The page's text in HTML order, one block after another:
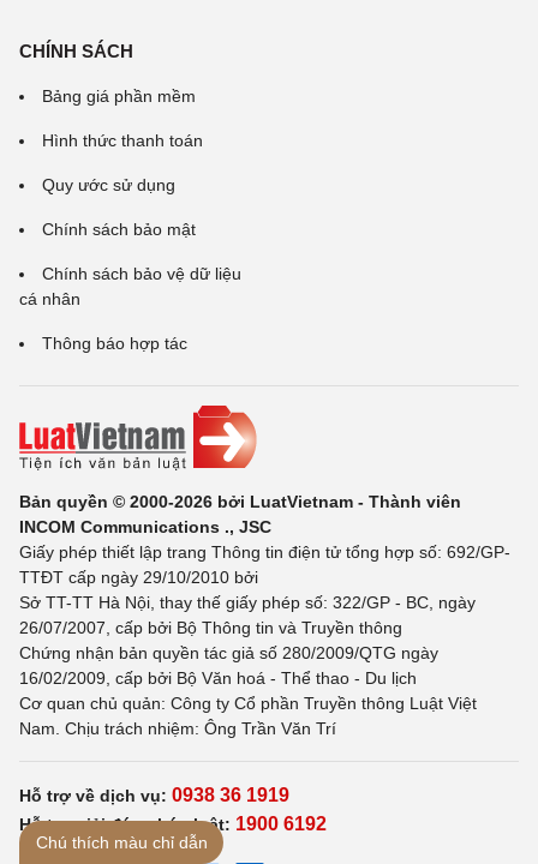
CHÍNH SÁCH
Bảng giá phần mềm
Hình thức thanh toán
Quy ước sử dụng
Chính sách bảo mật
Chính sách bảo vệ dữ liệu
cá nhân
Thông báo hợp tác
Bản quyền © 2000-2026 bởi LuatVietnam - Thành viên
INCOM Communications ., JSC
Giấy phép thiết lập trang Thông tin điện tử tổng hợp số: 692/GP-
TTĐT cấp ngày 29/10/2010 bởi
Sở TT-TT Hà Nội, thay thế giấy phép số: 322/GP - BC, ngày
26/07/2007, cấp bởi Bộ Thông tin và Truyền thông
Chứng nhận bản quyền tác giả số 280/2009/QTG ngày
16/02/2009, cấp bởi Bộ Văn hoá - Thể thao - Du lịch
Cơ quan chủ quản: Công ty Cổ phần Truyền thông Luật Việt
Nam. Chịu trách nhiệm: Ông Trần Văn Trí
Hỗ trợ về dịch vụ: 0938 36 1919
Hỗ trợ giải đáp pháp luật: 1900 6192
Chú thích màu chỉ dẫn